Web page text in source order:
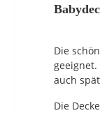
Die
auch
Die